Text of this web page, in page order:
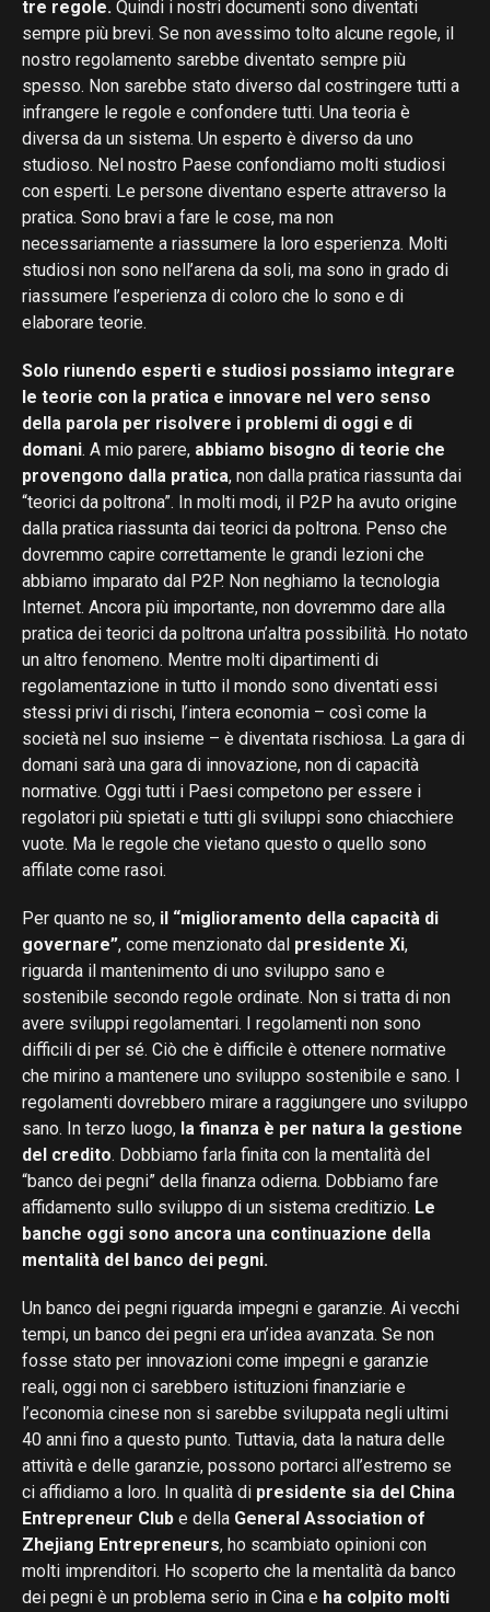
tre regole. Quindi i nostri documenti sono diventati
sempre più brevi. Se non avessimo tolto alcune regole, il
nostro regolamento sarebbe diventato sempre più
spesso. Non sarebbe stato diverso dal costringere tutti a
infrangere le regole e confondere tutti. Una teoria è
diversa da un sistema. Un esperto è diverso da uno
studioso. Nel nostro Paese confondiamo molti studiosi
con esperti. Le persone diventano esperte attraverso la
pratica. Sono bravi a fare le cose, ma non
necessariamente a riassumere la loro esperienza. Molti
studiosi non sono nell’arena da soli, ma sono in grado di
riassumere l’esperienza di coloro che lo sono e di
elaborare teorie.
Solo riunendo esperti e studiosi possiamo integrare
le teorie con la pratica e innovare nel vero senso
della parola per risolvere i problemi di oggi e di
domani. A mio parere, abbiamo bisogno di teorie che
provengono dalla pratica, non dalla pratica riassunta dai
“teorici da poltrona”. In molti modi, il P2P ha avuto origine
dalla pratica riassunta dai teorici da poltrona. Penso che
dovremmo capire correttamente le grandi lezioni che
abbiamo imparato dal P2P. Non neghiamo la tecnologia
Internet. Ancora più importante, non dovremmo dare alla
pratica dei teorici da poltrona un’altra possibilità. Ho notato
un altro fenomeno. Mentre molti dipartimenti di
regolamentazione in tutto il mondo sono diventati essi
stessi privi di rischi, l’intera economia – così come la
società nel suo insieme – è diventata rischiosa. La gara di
domani sarà una gara di innovazione, non di capacità
normative. Oggi tutti i Paesi competono per essere i
regolatori più spietati e tutti gli sviluppi sono chiacchiere
vuote. Ma le regole che vietano questo o quello sono
affilate come rasoi.
Per quanto ne so, il “miglioramento della capacità di
governare”, come menzionato dal presidente Xi,
riguarda il mantenimento di uno sviluppo sano e
sostenibile secondo regole ordinate. Non si tratta di non
avere sviluppi regolamentari. I regolamenti non sono
difficili di per sé. Ciò che è difficile è ottenere normative
che mirino a mantenere uno sviluppo sostenibile e sano. I
regolamenti dovrebbero mirare a raggiungere uno sviluppo
sano. In terzo luogo, la finanza è per natura la gestione
del credito. Dobbiamo farla finita con la mentalità del
“banco dei pegni” della finanza odierna. Dobbiamo fare
affidamento sullo sviluppo di un sistema creditizio. Le
banche oggi sono ancora una continuazione della
mentalità del banco dei pegni.
Un banco dei pegni riguarda impegni e garanzie. Ai vecchi
tempi, un banco dei pegni era un’idea avanzata. Se non
fosse stato per innovazioni come impegni e garanzie
reali, oggi non ci sarebbero istituzioni finanziarie e
l’economia cinese non si sarebbe sviluppata negli ultimi
40 anni fino a questo punto. Tuttavia, data la natura delle
attività e delle garanzie, possono portarci all’estremo se
ci affidiamo a loro. In qualità di presidente sia del China
Entrepreneur Club e della General Association of
Zhejiang Entrepreneurs, ho scambiato opinioni con
molti imprenditori. Ho scoperto che la mentalità da banco
dei pegni è un problema serio in Cina e ha colpito molti